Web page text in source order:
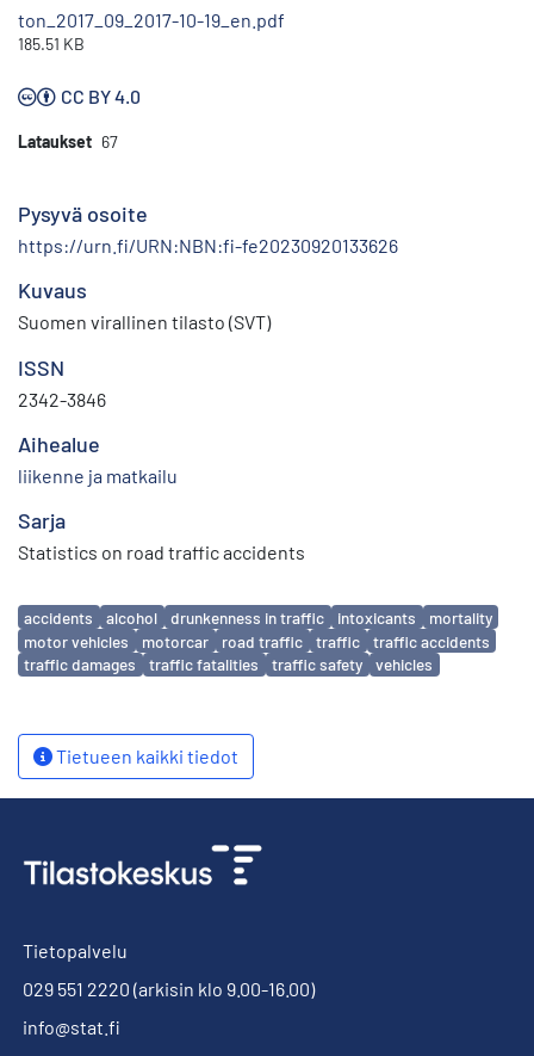
ton_2017_09_2017-10-19_en.pdf
185.51 KB
CC BY 4.0
Lataukset 67
Pysyvä osoite
https://urn.fi/URN:NBN:fi-fe20230920133626
Kuvaus
Suomen virallinen tilasto (SVT)
ISSN
2342-3846
Aihealue
liikenne ja matkailu
Sarja
Statistics on road traffic accidents
Avainsanat
accidents alcohol drunkenness in traffic intoxicants
mortality
motor vehicles
motorcar road traffic traffic
traffic accidents
traffic damages
traffic fatalities traffic safety vehicles
Tietueen kaikki tiedot
Tietopalvelu
029 551 2220 (arkisin klo 9.00-16.00)
info@stat.fi